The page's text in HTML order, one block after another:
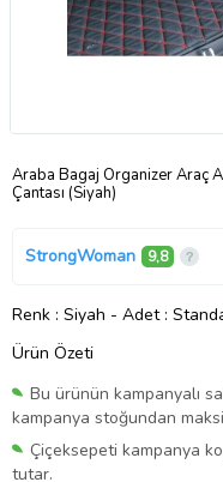
Araba Bagaj Organizer Araç
Çantası (Siyah)
StrongWoman 9,8
Renk : Siyah - Adet :
Ürün Özeti
Bu ürünün kampanyalı
kampanya stoğundan
Çiçeksepeti kampanya
tutar.